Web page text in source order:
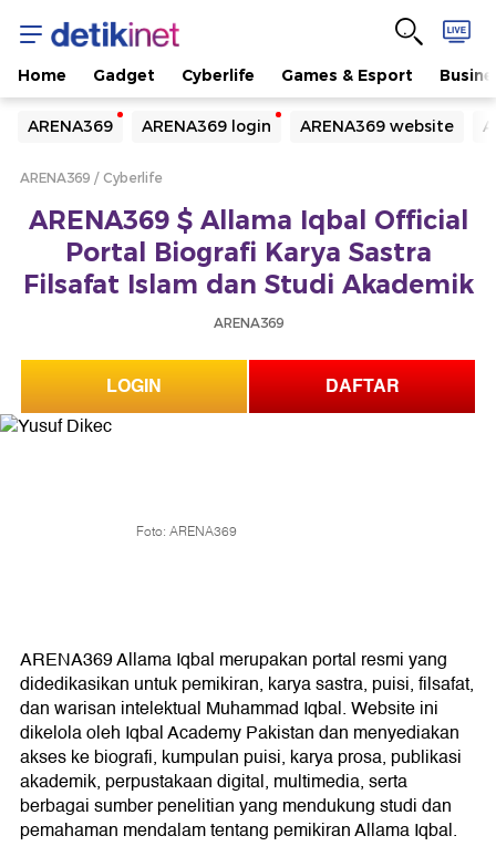
Home Gadget Cyberlife Games & Esport
ARENA369 ARENA369 login ARENA369 website
Yang sedang ramai dicari
Loading...
Loading...
ARENA369 Cyberlife
ARENA369 $ Allama Iqbal Official
Portal Biografi Karya Sastra
Filsafat Islam dan Studi Akademik
ARENA369
LOGIN DAFTAR
Foto: ARENA369
ARENA369 Allama Iqbal merupakan portal resmi yang
didedikasikan untuk pemikiran, karya sastra, puisi, filsafat,
dan warisan intelektual Muhammad Iqbal. Website ini
dikelola oleh Iqbal Academy Pakistan dan menyediakan
akses ke biografi, kumpulan puisi, karya prosa, publikasi
akademik, perpustakaan digital, multimedia, serta
berbagai sumber penelitian yang mendukung studi dan
pemahaman mendalam tentang pemikiran Allama Iqbal.